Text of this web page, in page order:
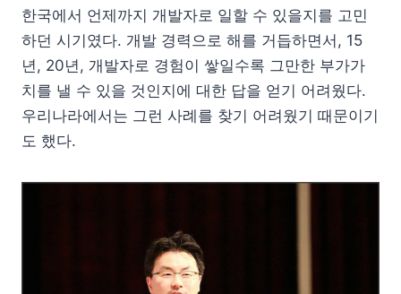
한국에서 언제까지 개발자로 일할 수 있을지를 고민
하던 시기였다. 개발 경력으로 해를 거듭하면서, 15
년, 20년, 개발자로 경험이 쌓일수록 그만한 부가가
치를 낼 수 있을 것인지에 대한 답을 얻기 어려웠다.
우리나라에서는 그런 사례를 찾기 어려웠기 때문이기
도 했다.